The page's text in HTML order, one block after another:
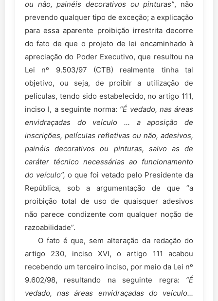
ou não, painéis decorativos ou pinturas”, não
prevendo qualquer tipo de exceção; a explicação
para essa aparente proibição irrestrita decorre
do fato de que o projeto de lei encaminhado à
apreciação do Poder Executivo, que resultou na
Lei nº 9.503/97 (CTB) realmente tinha tal
objetivo, ou seja, de proibir a utilização de
películas, tendo sido estabelecido, no artigo 111,
inciso I, a seguinte norma: “É vedado, nas áreas
envidraçadas do veículo ... a aposição de
inscrições, películas refletivas ou não, adesivos,
painéis decorativos ou pinturas, salvo as de
caráter técnico necessárias ao funcionamento
do veículo”, o que foi vetado pelo Presidente da
República, sob a argumentação de que “a
proibição total de uso de quaisquer adesivos
não parece condizente com qualquer noção de
razoabilidade”.
O fato é que, sem alteração da redação do
artigo 230, inciso XVI, o artigo 111 acabou
recebendo um terceiro inciso, por meio da Lei nº
9.602/98, resultando na seguinte regra: “É
vedado, nas áreas envidraçadas do veículo...